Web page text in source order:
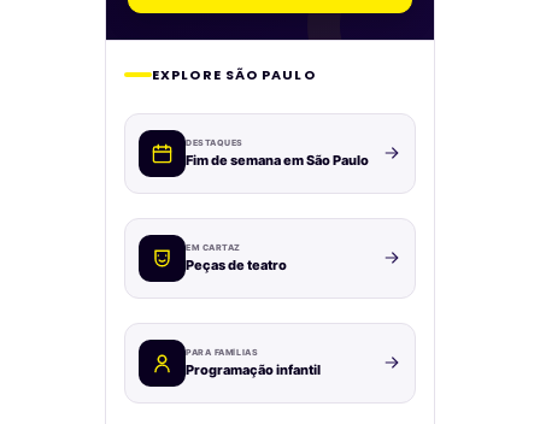
EXPLORE SÃO PAULO
DESTAQUES
Fim de semana em São Paulo
EM CARTAZ
Peças de teatro
PARA FAMÍLIAS
Programação infantil